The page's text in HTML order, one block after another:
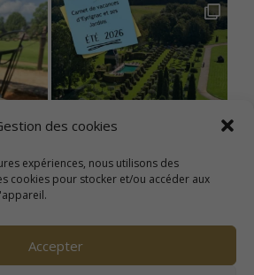
des cookies
expériences, nous utilisons des
cookies pour stocker et/ou accéder aux
Accepter